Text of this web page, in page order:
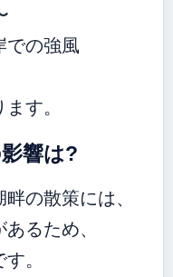
の強風
す。
響は?
の散策には、
るため、
。